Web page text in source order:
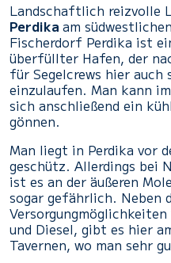
Landschaftlich reizvolle
Perdika am
Fischerdorf Perdika ist
überfüllter Hafen, der
für Segelcrews hier auch
einzulaufen. Man kann
sich anschließend ein
gönnen.
Man liegt in Perdika vor
geschütz. Allerdings bei
ist es an der äußeren
sogar gefährlich. Neben
und Diesel, gibt es hier
Tavernen, wo man sehr